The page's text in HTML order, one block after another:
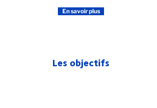
En savoir plus
Les objectifs